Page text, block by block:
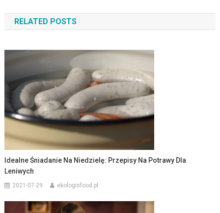
wpisu
RELATED POSTS
Idealne Śniadanie Na Niedzielę: Przepisy Na Potrawy Dla
Leniwych
2021-07-29 ekologisfood.pl